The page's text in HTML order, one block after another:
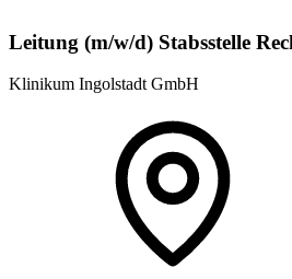
Leitung (m/w/d) Stabsstelle
Klinikum Ingolstadt GmbH